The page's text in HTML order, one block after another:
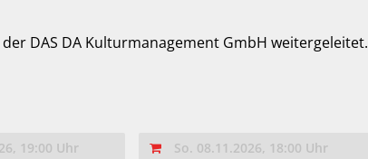
DAS DA Kulturmanagement GmbH weitergeleitet.
19:00 Uhr So. 08.11.2026, 18:00 Uhr